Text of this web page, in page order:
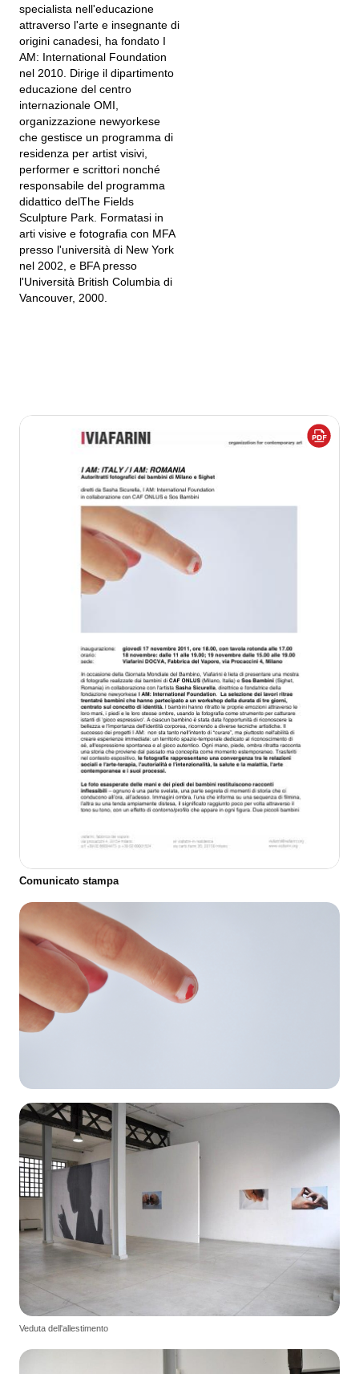
specialista nell'educazione
attraverso l'arte e insegnante di
origini canadesi, ha fondato I
AM: International Foundation
nel 2010. Dirige il dipartimento
educazione del centro
internazionale OMI,
organizzazione newyorkese
che gestisce un programma di
residenza per artist visivi,
performer e scrittori nonché
responsabile del programma
didattico delThe Fields
Sculpture Park. Formatasi in
arti visive e fotografia con MFA
presso l'università di New York
nel 2002, e BFA presso
l'Università British Columbia di
Vancouver, 2000.
Comunicato stampa
Veduta dell'allestimento